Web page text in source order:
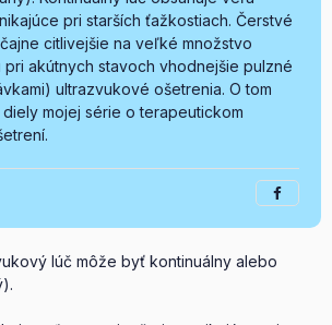
pri starších ťažkostiach. Čerstvé
citlivejšie na veľké množstvo
akútnych stavoch vhodnejšie pulzné
ultrazvukové ošetrenia. O tom
mojej série o terapeutickom
lúč môže byť kontinuálny alebo